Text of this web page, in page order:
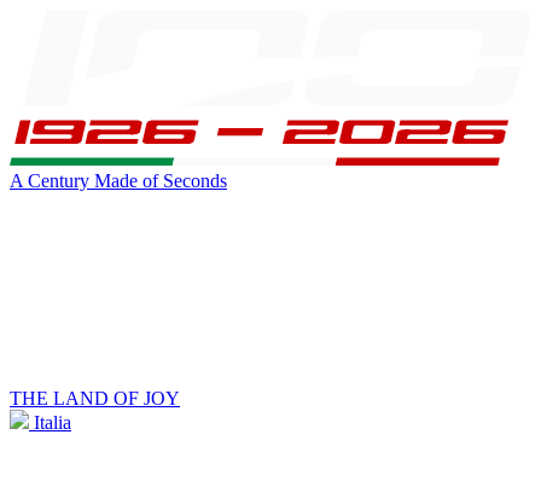
A Century Made of Seconds
THE LAND OF JOY
Italia